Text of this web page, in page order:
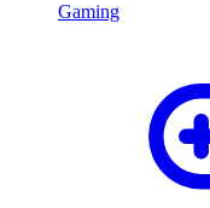
Gaming